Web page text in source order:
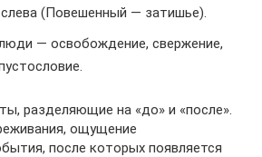
(Повешенный — затишье).
— освобождение, свержение,
разделяющие на «до» и «после».
ощущение
после которых появляется